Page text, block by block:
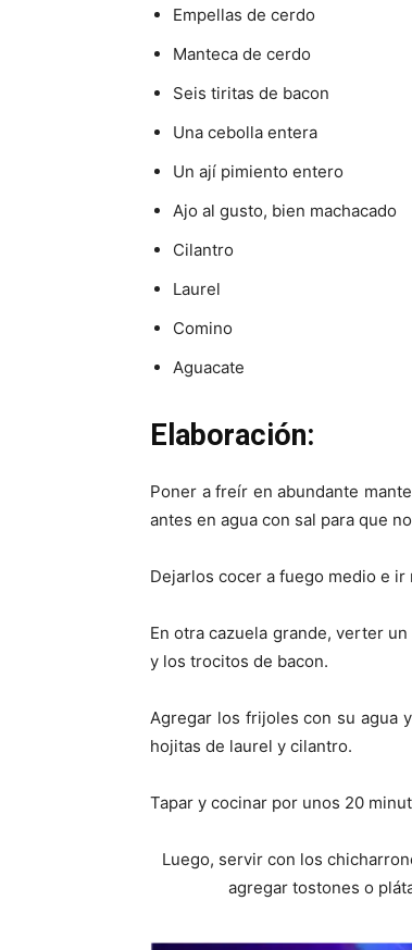
Empellas de cerdo
Manteca de cerdo
Seis tiritas de bacon
Una cebolla entera
Un ají pimiento entero
Ajo al gusto, bien machacado
Cilantro
Laurel
Comino
Aguacate
Elaboración:
Poner a freír en abundante
antes en agua con sal para que
Dejarlos cocer a fuego medio e
En otra cazuela grande, verter
y los trocitos de bacon.
Agregar los frijoles con su agua
hojitas de laurel y cilantro.
Tapar y cocinar por unos 20
Luego, servir con los
agregar tostones o